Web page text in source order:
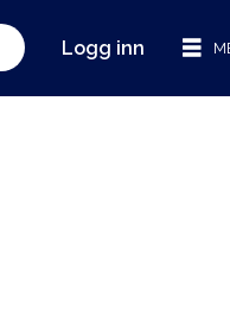
Logg inn